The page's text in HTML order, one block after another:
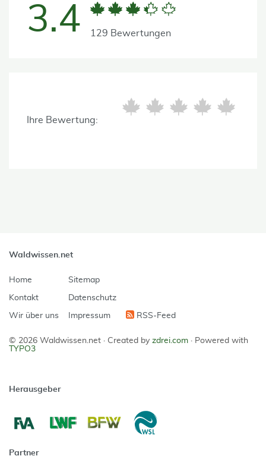
3.4 129 Bewertungen
Ihre Bewertung:
Waldwissen.net
Home
Kontakt
Wir über uns
Sitemap
Datenschutz
Impressum RSS-Feed
© 2026 Waldwissen.net · Created by zdrei.com · Powered with
TYPO3
Herausgeber
Partner